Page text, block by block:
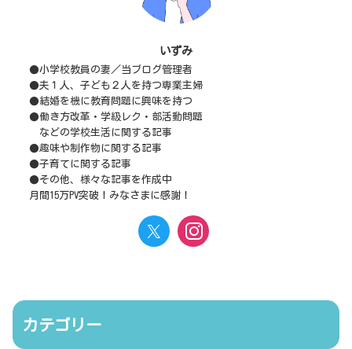
いずみ
●小学校教員の妻／当ブログ管理者
●夫１人、子ども２人を持つ専業主婦
●結婚を機に教育問題に興味を持つ
●働き方改革・学級レク・部活動問題
などの学校生活に関する記事
●趣味や制作物に関する記事
●子育てに関する記事
●その他、様々な記事を作成中
月間15万PV突破！みなさまに感謝！
カテゴリー